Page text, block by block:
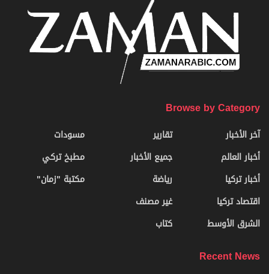
Browse by Category
آخر الأخبار
أخبار العالم
أخبار تركيا
اقتصاد تركيا
الشرق الأوسط
تقارير
جميع الأخبار
رياضة
غير مصنف
كتاب
مسودات
مطبخ تركي
مكتبة "زمان"
Recent News